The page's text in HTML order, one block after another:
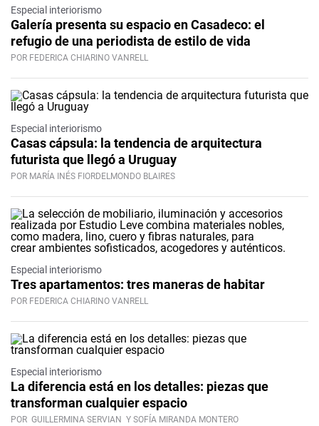
Especial interiorismo
Galería presenta su espacio en Casadeco: el
refugio de una periodista de estilo de vida
POR FEDERICA CHIARINO VANRELL
Especial interiorismo
Casas cápsula: la tendencia de arquitectura
futurista que llegó a Uruguay
POR MARÍA INÉS FIORDELMONDO BLAIRES
Especial interiorismo
Tres apartamentos: tres maneras de habitar
POR FEDERICA CHIARINO VANRELL
Especial interiorismo
La diferencia está en los detalles: piezas que
transforman cualquier espacio
POR GUILLERMINA SERVIAN Y SOFÍA MIRANDA MONTERO